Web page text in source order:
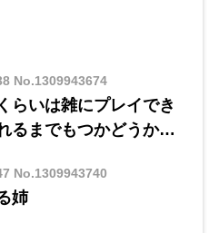
No.1309943674
らいは雑にプレイでき
るまでもつかどうか…
No.1309943740
姉